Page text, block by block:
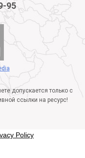
95
допускается только с
ссылки на ресурс!
Policy